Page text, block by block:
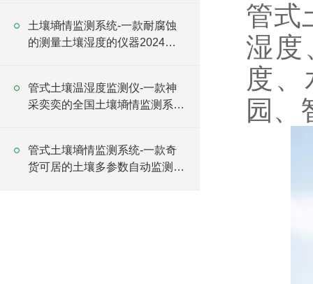
土壤墒情监测系统-一款耐腐蚀
的测量土壤湿度的仪器2024全
管式土壤温湿度监测仪-一款神
采奕奕的全国土壤墒情监测系统
管式土壤墒情监测系统-一款奇
货可居的土壤多参数自动监测站
管式
湿度
度
园、